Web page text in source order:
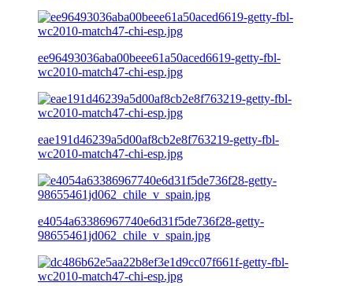
ee96493036aba00beee61a50aced6619-getty-fbl-
wc2010-match47-chi-esp.jpg
eae191d46239a5d00af8cb2e8f763219-getty-fbl-
wc2010-match47-chi-esp.jpg
e4054a63386967740e6d31f5de736f28-getty-
98655461jd062_chile_v_spain.jpg